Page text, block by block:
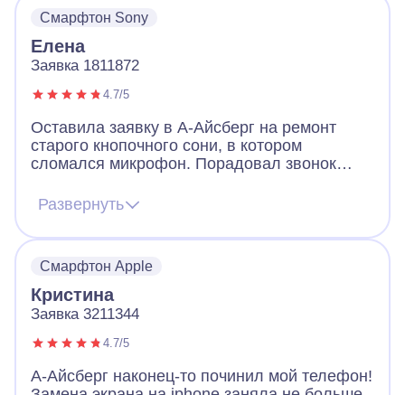
Смарфтон Sony
Елена
Заявка 1811872
4.7/5
Оставила заявку в А-Айсберг на ремонт
старого кнопочного сони, в котором
сломался микрофон. Порадовал звонок
назначил мастера, договорились, что он
приедет вечером того же дня. Так и
случилось. Мастер разобрал телефон, что-
Большое спасибо!
Развернуть
Смарфтон Apple
Кристина
Заявка 3211344
4.7/5
А-Айсберг наконец-то починил мой телефон!